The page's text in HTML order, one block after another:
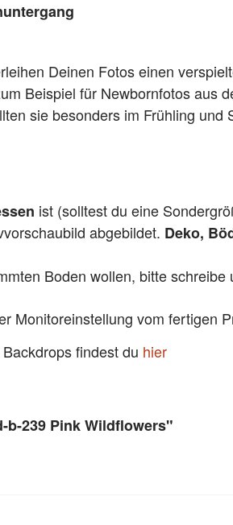
Deinen Fotos einen
Beispiel für Newbornfotos aus
sie besonders im Frühling und
ist (solltest du eine
abgebildet. Deko,
Boden wollen, bitte
Monitoreinstellung vom fertigen
findest du hier
239 Pink Wildflowers"